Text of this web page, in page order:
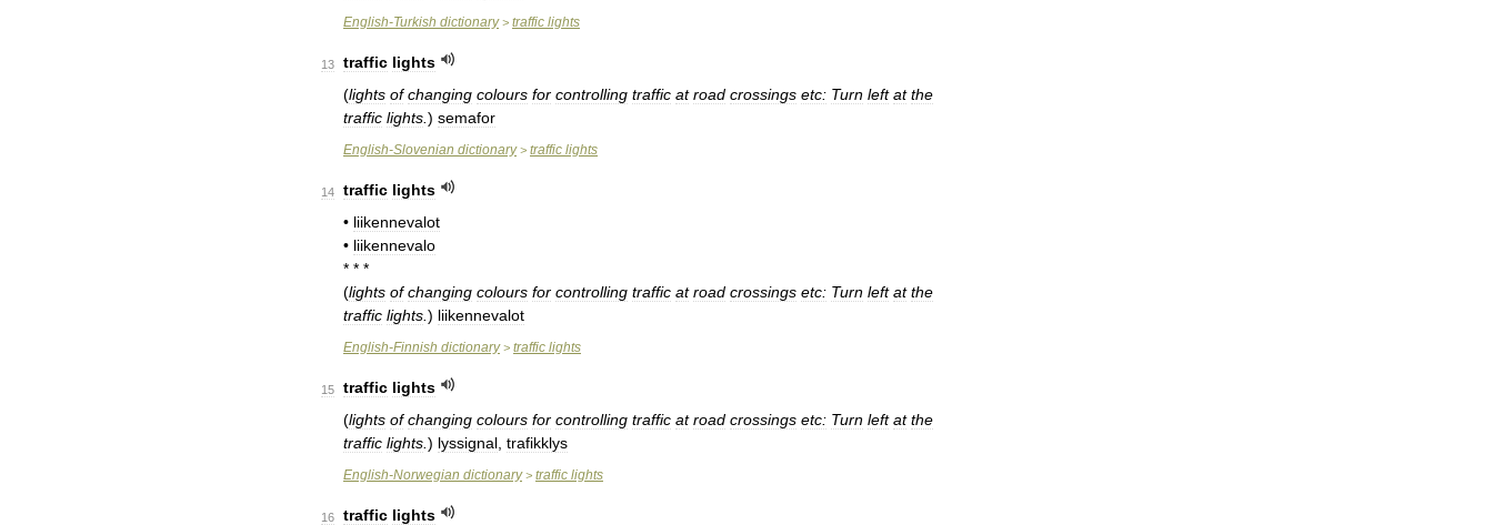
English-Turkish dictionary> traffic lights
13 traffic lights
(lights of changing colours for controlling traffic at road crossings etc: Turn left at the
traffic lights ) semafor
English-Slovenian dictionary> traffic lights
14 traffic lights
• liikennevalot
• liikennevalo
* * *
(lights of changing colours for controlling traffic at road crossings etc: Turn left at the
traffic lights ) liikennevalot
English-Finnish dictionary> traffic lights
15 traffic lights
(lights of changing colours for controlling traffic at road crossings etc: Turn left at the
traffic lights ) lyssignal trafikklys
English-Norwegian dictionary> traffic lights
16 traffic lights